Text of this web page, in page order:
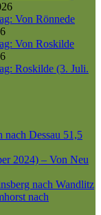
Von Rönnede
Von Roskilde
Roskilde (3. Juli.
nach Dessau 51,5
2024) – Von Neu
nach Wandlitz
nach